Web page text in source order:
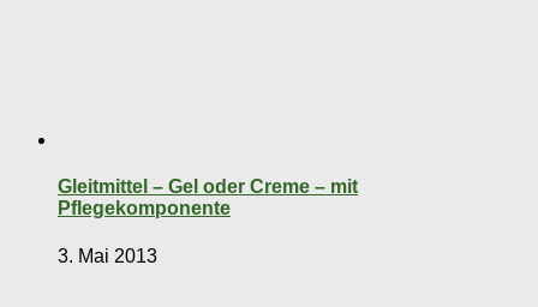
Gleitmittel – Gel oder Creme – mit
Pflegekomponente
3. Mai 2013